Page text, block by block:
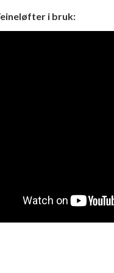
i bruk: